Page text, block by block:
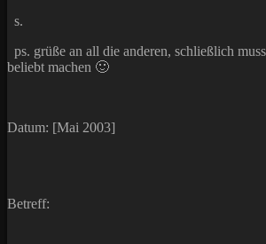
s.
ps. grüße an all die anderen, schließlich
beliebt machen 🙂
Datum: [Mai 2003]
Betreff: